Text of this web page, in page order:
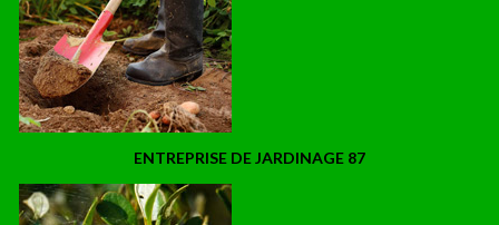
ENTREPRISE DE JARDINAGE 87